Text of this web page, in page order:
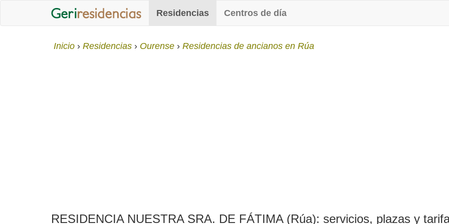
Residencias Centros de día
Inicio Residencias Ourense Residencias de ancianos en Rúa
RESIDENCIA NUESTRA SRA. DE FÁTIMA (Rúa): servicios, plazas y